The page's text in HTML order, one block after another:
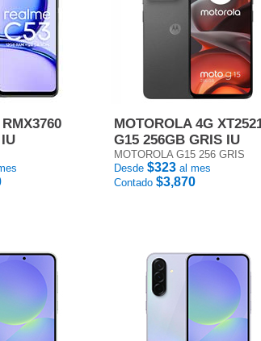
MOTOROLA 4G
G15 256GB GRIS IU
MOTOROLA G15 256 GRIS
Desde $323 al mes
Contado $3,870